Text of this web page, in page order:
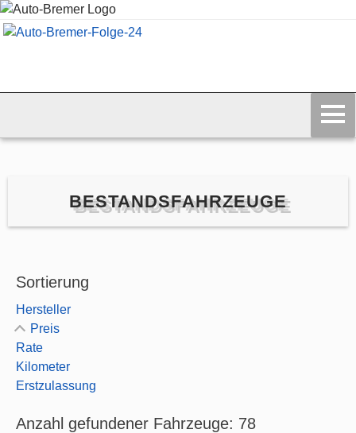
BESTANDSFAHRZEUGE
Sortierung
Hersteller
Preis
Rate
Kilometer
Erstzulassung
Anzahl gefundener Fahrzeuge: 78